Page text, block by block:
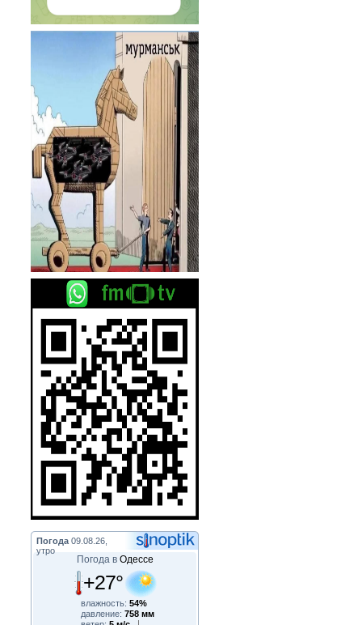
Погода 09.08.26,
утро
Погода в Одессе
+27°
влажность: 54%
давление: 758 мм